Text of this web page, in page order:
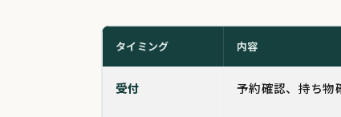
タイミング 内容
受付 予約確認、持ち物